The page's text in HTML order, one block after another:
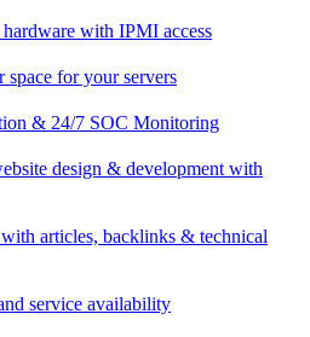
hardware with IPMI access
space for your servers
& 24/7 SOC Monitoring
design & development with
articles, backlinks & technical
service availability